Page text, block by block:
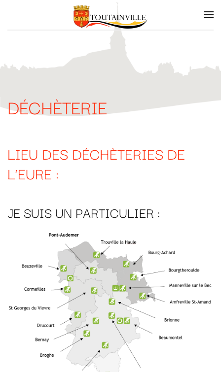
Skip to main content
DÉCHÈTERIE
LIEU DES DÉCHÈTERIES DE
L’EURE :
JE SUIS UN PARTICULIER :